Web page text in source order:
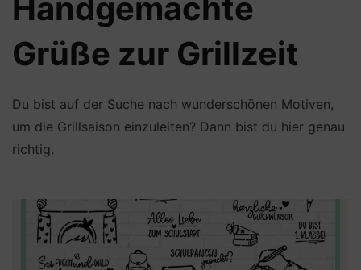
Handgemachte
Grüße zur Grillzeit
Du bist auf der Suche nach wunderschönen Motiven,
um die Grillsaison einzuleiten? Dann bist du hier genau
richtig.